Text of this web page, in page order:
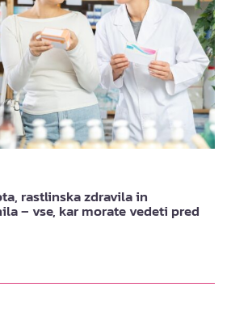
rastlinska zdravila in
– vse, kar morate vedeti pred